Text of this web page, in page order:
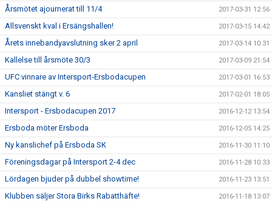
Årsmötet ajournerat till 11/4 2017-03-31 12:56
Allsvenskt kval i Ersängshallen! 2017-03-15 14:42
Årets innebandyavslutning sker 2 april 2017-03-14 10:31
Kallelse till årsmöte 30/3 2017-03-09 21:54
UFC vinnare av Intersport-Ersbodacupen 2017-03-01 16:53
Kansliet stängt v. 6 2017-02-01 18:05
Intersport - Ersbodacupen 2017 2016-12-12 13:54
Ersboda möter Ersboda 2016-12-05 14:25
Ny kanslichef på Ersboda SK 2016-11-30 11:10
Föreningsdagar på Intersport 2-4 dec 2016-11-28 10:33
Lördagen bjuder på dubbel showtime! 2016-11-23 13:51
Klubben säljer Stora Birks Rabatthäfte! 2016-11-18 13:07